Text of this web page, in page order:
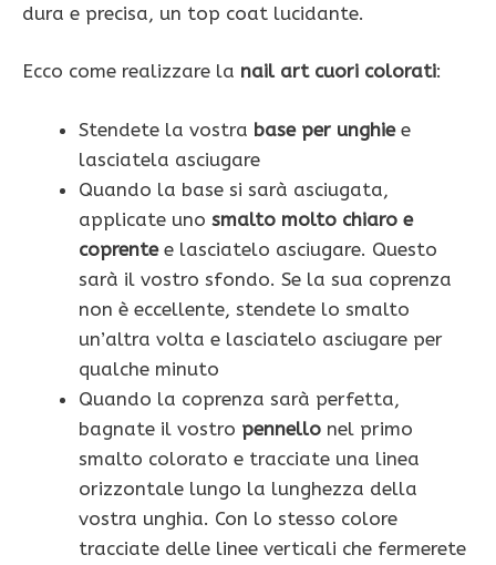
dura e precisa, un top coat lucidante.
Ecco come realizzare la nail art cuori colorati:
Stendete la vostra base per unghiee
lasciatela asciugare
Quando la base si sarà asciugata,
applicate uno smalto molto chiaro e
coprentee lasciatelo asciugare. Questo
sarà il vostro sfondo. Se la sua coprenza
non è eccellente, stendete lo smalto
un’altra volta e lasciatelo asciugare per
qualche minuto
Quando la coprenza sarà perfetta,
bagnate il vostro pennello nel primo
smalto colorato e tracciate una linea
orizzontale lungo la lunghezza della
vostra unghia. Con lo stesso colore
tracciate delle linee verticali che fermerete